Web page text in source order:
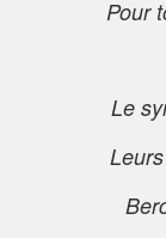
Pour
Le